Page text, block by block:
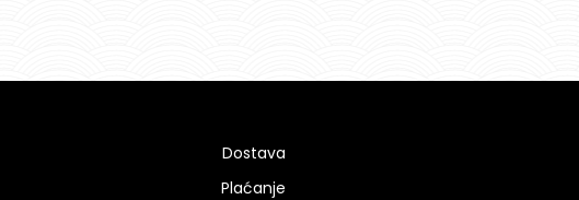
Dostava
Plaćanje